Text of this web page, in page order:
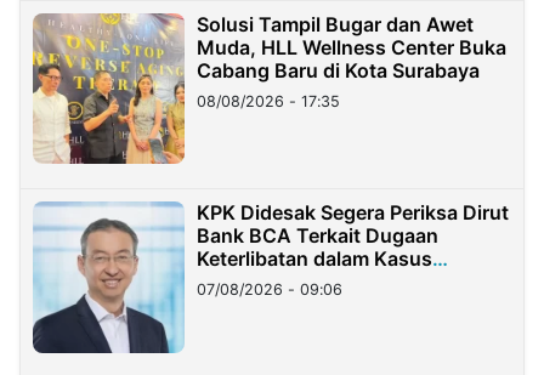
Solusi Tampil Bugar dan Awet
Muda, HLL Wellness Center Buka
Cabang Baru di Kota Surabaya
08/08/2026 - 17:35
KPK Didesak Segera Periksa Dirut
Bank BCA Terkait Dugaan
Keterlibatan dalam Kasus
Hilangnya Dana Nasabah Rp2,58
Miliar
07/08/2026 - 09:06